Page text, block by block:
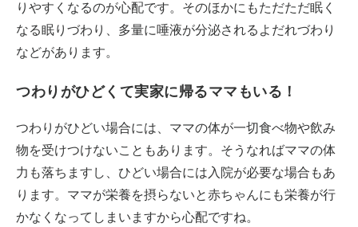
りやすくなるのが心配です。そのほかにもただただ眠く
なる眠りづわり、多量に唾液が分泌されるよだれづわり
などがあります。
つわりがひどくて実家に帰るママもいる！
つわりがひどい場合には、ママの体が一切食べ物や飲み
物を受けつけないこともあります。そうなればママの体
力も落ちますし、ひどい場合には入院が必要な場合もあ
ります。ママが栄養を摂らないと赤ちゃんにも栄養が行
かなくなってしまいますから心配ですね。